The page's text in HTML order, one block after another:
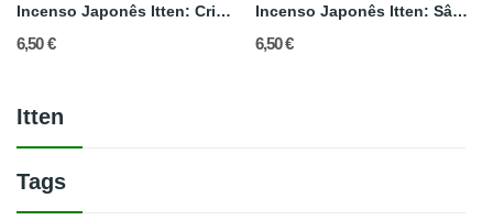
Itten
Tags
Incenso Japonês Itten: Crisântemo
6,50 €
Incenso Japonês Itten: Sândalo
6,50 €